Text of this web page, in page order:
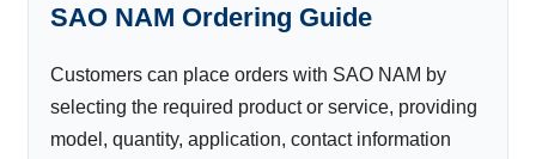
SAO NAM Ordering Guide
Customers can place orders with SAO NAM by
selecting the required product or service, providing
model, quantity, application, contact information